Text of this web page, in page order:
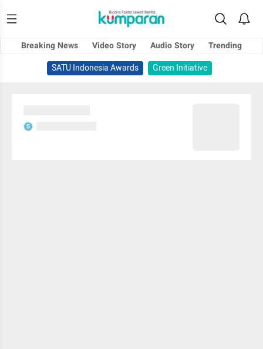
Breaking News Video Story Audio Story
Trending
SATU Indonesia Awards
Green Initiative
S